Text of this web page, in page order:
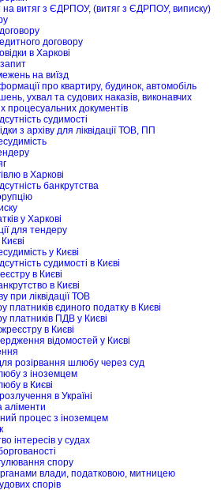
на витяг з ЄДРПОУ, (витяг з ЄДРПОУ, виписку)
договору
в Харкові
на виїзд
про квартиру, будинок, автомобіль
ухвал та судових наказів, виконавчих
процесуальних документів
судимості
з архіву для ліквідації ТОВ, ПП
в Харкові
банкрутства
у Харкові
для тендеру
у Києві
судимості в Києві
в Києві
в Києві
при ліквідації ТОВ
платників єдиного податку в Києві
платників ПДВ у Києві
в Києві
відомостей у Києві
розірвання шлюбу через суд
з іноземцем
в Києві
в Україні
аліменти
процес з іноземцем
інтересів у судах
спору
влади, податковою, митницею
спорів